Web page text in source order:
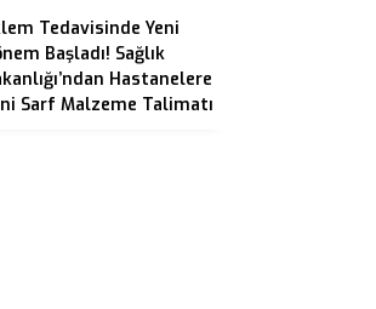
Tedavisinde Yeni
Başladı! Sağlık
Hastanelere
Sarf Malzeme Talimatı